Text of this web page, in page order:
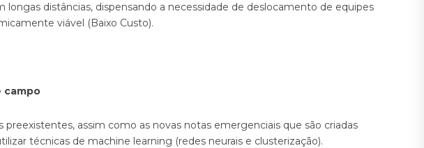
distâncias, dispensando a necessidade de deslocamento de equipes
viável (Baixo Custo).
campo
assim como as novas notas emergenciais que são criadas
técnicas de machine learning (redes neurais e clusterização).